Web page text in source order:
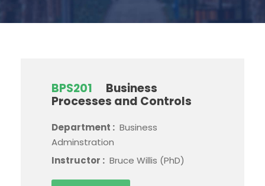
BPS201
Business
Processes and Controls
Department : Business
Adminstration
Instructor : Bruce Willis (PhD)